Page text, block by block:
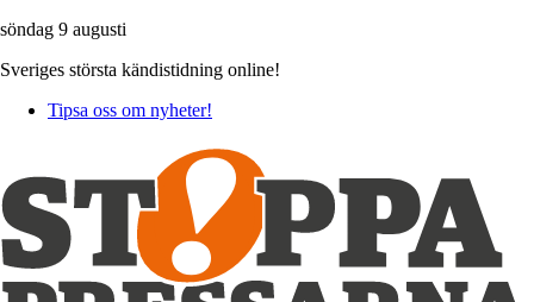
söndag 9 augusti
Sveriges största kändistidning online!
Tipsa oss om nyheter!